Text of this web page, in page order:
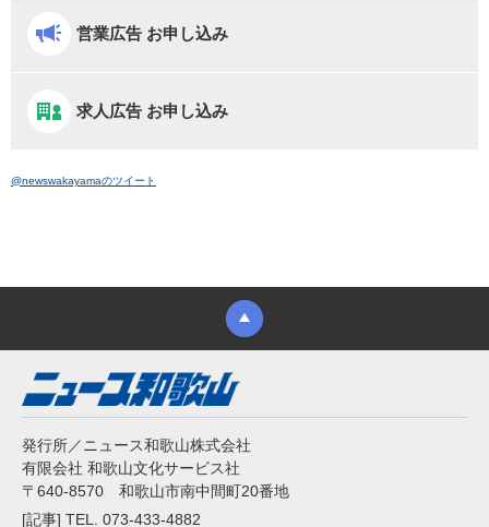
営業広告 お申し込み
求人広告 お申し込み
@newswakayamaのツイート
発行所／ニュース和歌山株式会社
有限会社 和歌山文化サービス社
〒640-8570 和歌山市南中間町20番地
[記事] TEL. 073-433-4882